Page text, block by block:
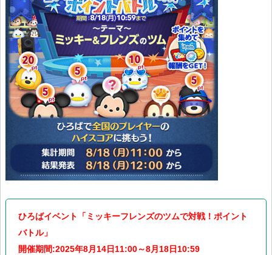
ひろばイベント「ミッキーフレンズのツムで対戦！ポイント
バトル」
開催期間:2025年8月14日11:00～8月18日10:59